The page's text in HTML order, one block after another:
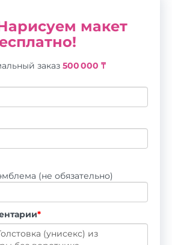
макет
заказ 500 000 ₸
(не обязательно)
*